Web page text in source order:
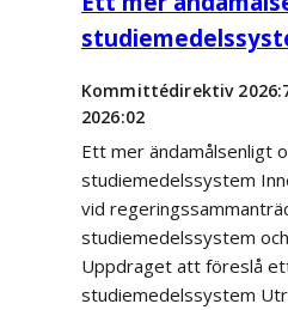
Kommittédirektiv
2026:02
Ett mer ändamålsenligt
studiemedelssystem
vid
studiemedelssystem
Uppdraget att föreslå
studiemedelssystem